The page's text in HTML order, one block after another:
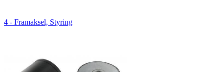
4 - Framaksel, Styring